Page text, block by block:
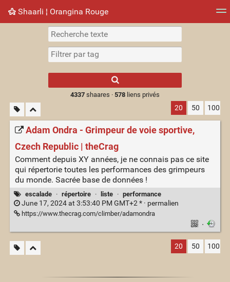
Shaarli ¦ Orangina Rouge
Nuage de tags Mur d'images
results.
4337shaares · 578liens privés
20 50 100
Adam Ondra - Grimpeur de voie sportive,
Czech Republic | theCrag
Comment depuis XY années, je ne connais pas ce site
qui répertorie toutes les performances des grimpeurs
du monde. Sacrée base de données !
escalade · répertoire · liste · performance
June 17, 2024 at 3:53:40 PM GMT+2 * · permalien
https://www.thecrag.com/climber/adamondra
·
20 50 100